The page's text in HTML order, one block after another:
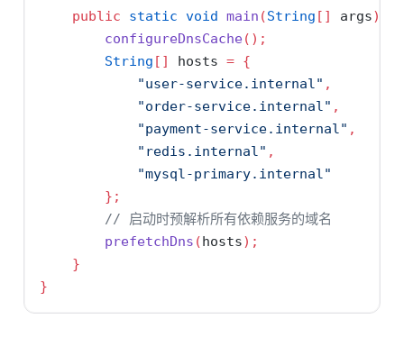
public static void main (String [] args)
configureDnsCache();
String [] hosts = {
"user-service.internal" ,
"order-service.internal" ,
"payment-service.internal" ,
"redis.internal" ,
"mysql-primary.internal"
};
// 启动时预解析所有依赖服务的域名
prefetchDns (hosts);
}
}